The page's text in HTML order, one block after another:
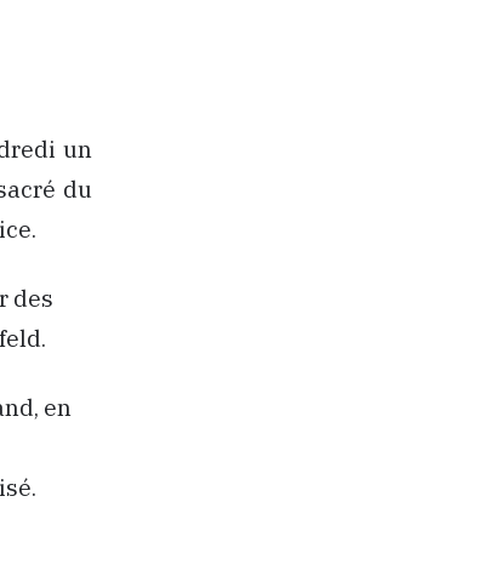
un
du
des
en